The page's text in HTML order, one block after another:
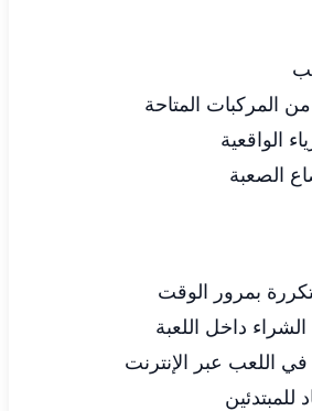
المركبات المتاحة
الواقعية
الصعبة
بمرور الوقت
داخل اللعبة
اللعب عبر الإنترنت